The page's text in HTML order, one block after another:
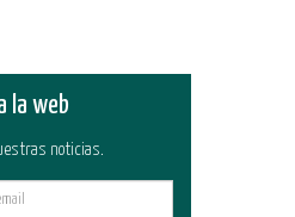
la web
noticias.